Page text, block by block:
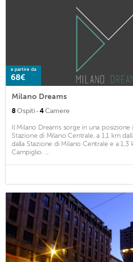
a partire da
68€
Milano Dreams
8Ospiti · 4Camere
Il Milano Dreams sorge in una posizione
Stazione di Milano Centrale, a 1,1 km
dalla Stazione di Milano Centrale e a 1,3
Campiglio. ...